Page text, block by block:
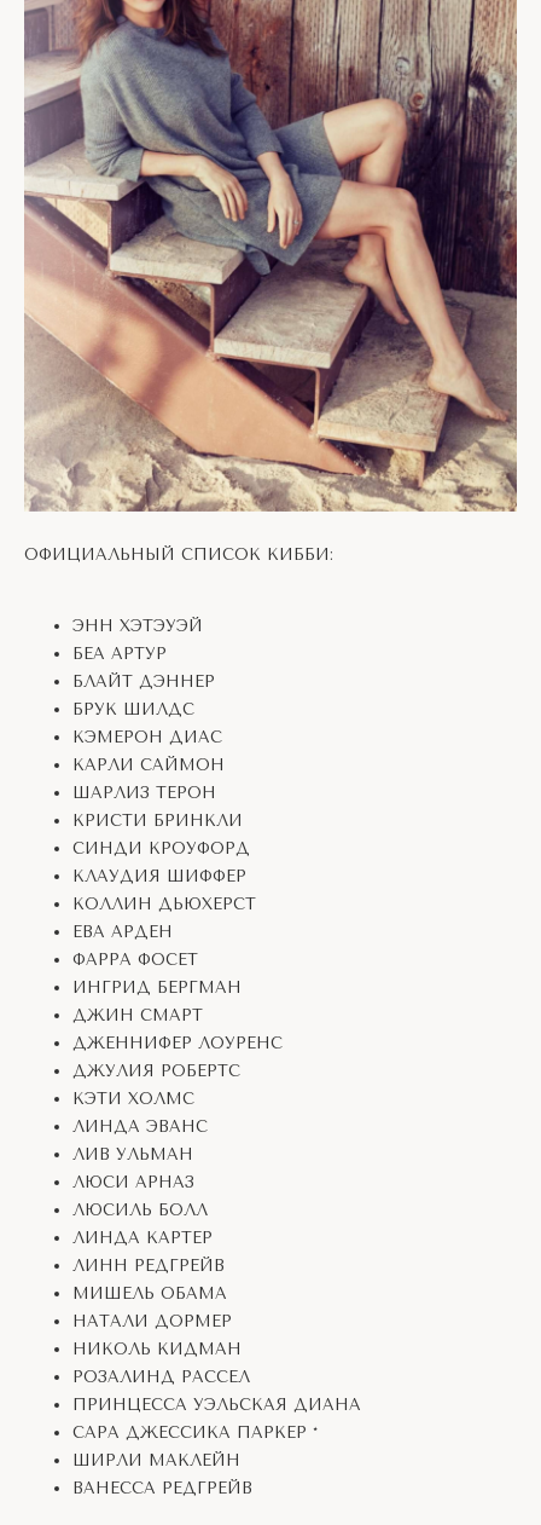
ОФИЦИАЛЬНЫЙ СПИСОК КИББИ:
ЭНН ХЭТЭУЭЙ
БЕА АРТУР
БЛАЙТ ДЭННЕР
БРУК ШИЛДС
КЭМЕРОН ДИАС
КАРЛИ САЙМОН
ШАРЛИЗ ТЕРОН
КРИСТИ БРИНКЛИ
СИНДИ КРОУФОРД
КЛАУДИЯ ШИФФЕР
КОЛЛИН ДЬЮХЕРСТ
ЕВА АРДЕН
ФАРРА ФОСЕТ
ИНГРИД БЕРГМАН
ДЖИН СМАРТ
ДЖЕННИФЕР ЛОУРЕНС
ДЖУЛИЯ РОБЕРТС
КЭТИ ХОЛМС
ЛИНДА ЭВАНС
ЛИВ УЛЬМАН
ЛЮСИ АРНАЗ
ЛЮСИЛЬ БОЛЛ
ЛИНДА КАРТЕР
ЛИНН РЕДГРЕЙВ
МИШЕЛЬ ОБАМА
НАТАЛИ ДОРМЕР
НИКОЛЬ КИДМАН
РОЗАЛИНД РАССЕЛ
ПРИНЦЕССА УЭЛЬСКАЯ ДИАНА
САРА ДЖЕССИКА ПАРКЕР *
ШИРЛИ МАКЛЕЙН
ВАНЕССА РЕДГРЕЙВ